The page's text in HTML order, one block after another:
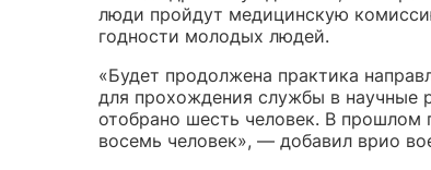
люди пройдут медицинскую
годности молодых людей.
«Будет продолжена практика
для прохождения службы в
отобрано шесть человек. В прошлом
восемь человек», — добавил врио